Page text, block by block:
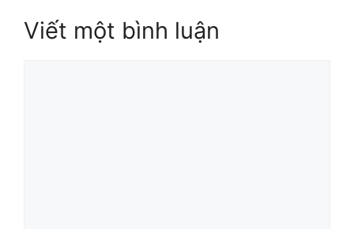
Viết một bình luận